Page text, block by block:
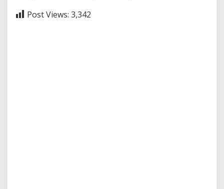
Post Views: 3,342